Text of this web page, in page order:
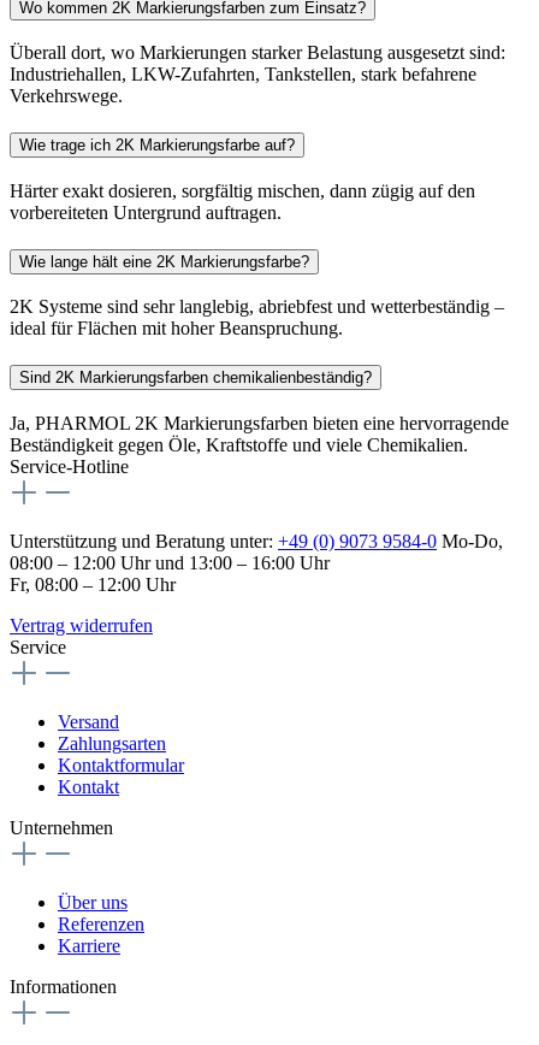
Wo kommen 2K Markierungsfarben zum Einsatz?
Überall dort, wo Markierungen starker Belastung ausgesetzt sind:
Industriehallen, LKW-Zufahrten, Tankstellen, stark befahrene
Verkehrswege.
Wie trage ich 2K Markierungsfarbe auf?
Härter exakt dosieren, sorgfältig mischen, dann zügig auf den
vorbereiteten Untergrund auftragen.
Wie lange hält eine 2K Markierungsfarbe?
2K Systeme sind sehr langlebig, abriebfest und wetterbeständig –
ideal für Flächen mit hoher Beanspruchung.
Sind 2K Markierungsfarben chemikalienbeständig?
Ja, PHARMOL 2K Markierungsfarben bieten eine hervorragende
Beständigkeit gegen Öle, Kraftstoffe und viele Chemikalien.
Service-Hotline
Unterstützung und Beratung unter: +49 (0) 9073 9584-0 Mo-Do,
08:00 – 12:00 Uhr und 13:00 – 16:00 Uhr
Fr, 08:00 – 12:00 Uhr
Vertrag widerrufen
Service
Versand
Zahlungsarten
Kontaktformular
Kontakt
Unternehmen
Über uns
Referenzen
Karriere
Informationen